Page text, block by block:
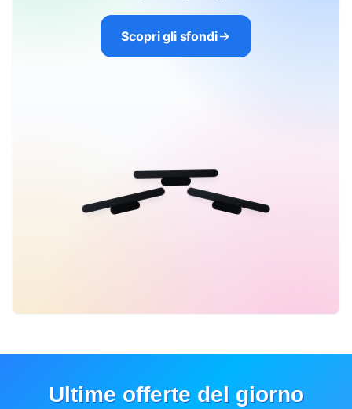
Scopri gli sfondi
Ultime offerte del giorno